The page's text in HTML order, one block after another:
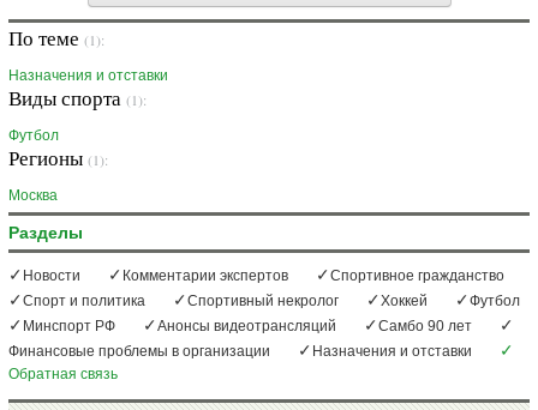
По теме (1):
Назначения и отставки
Виды спорта (1):
Футбол
Регионы (1):
Москва
Разделы
Новости Комментарии экспертов
Спортивное гражданство
Спорт и политика
Спортивный некролог Хоккей
Футбол
Минспорт РФ
Анонсы видеотрансляций
Самбо 90 лет
Финансовые проблемы в организации
Назначения и отставки
Обратная связь